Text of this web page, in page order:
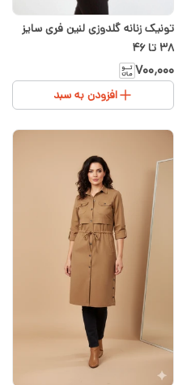
تونیک زنانه گلدوزی لنین فری سایز
۳۸ تا ۴۶
۷۰۰٬۰۰۰
افزودن به سبد